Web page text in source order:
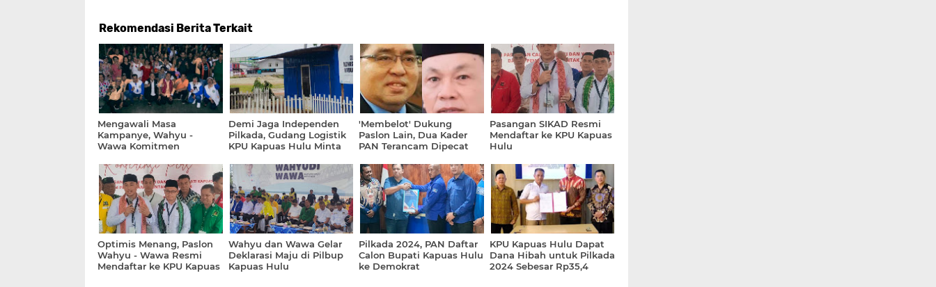
Rekomendasi Berita Terkait
Mengawali Masa
Kampanye, Wahyu -
Wawa Komitmen
Ekonomi dan Kearifan
Budaya Lokal
Demi Jaga Independen
Pilkada, Gudang Logistik
KPU Kapuas Hulu Minta
'Membelot' Dukung
Paslon Lain, Dua Kader
PAN Terancam Dipecat
Pasangan SIKAD Resmi
Mendaftar ke KPU Kapuas
Hulu
Optimis Menang, Paslon
Wahyu - Wawa Resmi
Mendaftar ke KPU Kapuas
Wahyu dan Wawa Gelar
Deklarasi Maju di Pilbup
Kapuas Hulu
Pilkada 2024, PAN Daftar
Calon Bupati Kapuas Hulu
ke Demokrat
KPU Kapuas Hulu Dapat
Dana Hibah untuk Pilkada
2024 Sebesar Rp35,4